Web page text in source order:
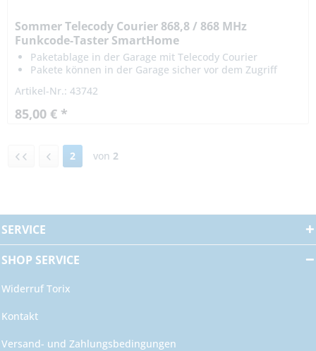
Sommer Telecody Courier 868,8 / 868 MHz
Funkcode-Taster SmartHome
Paketablage in der Garage mit Telecody Courier
Pakete können in der Garage sicher vor dem Zugriff
die Öffnungsweite des Garagentors kann individuell
bestimmt werden
Artikel-Nr.: 43742
85,00 € *
2 von 2
SERVICE
SHOP SERVICE
Widerruf Torix
Kontakt
Versand- und Zahlungsbedingungen